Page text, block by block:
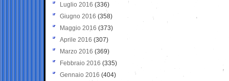
Luglio 2016 (336)
Giugno 2016 (358)
Maggio 2016 (373)
Aprile 2016 (307)
Marzo 2016 (369)
Febbraio 2016 (335)
Gennaio 2016 (404)